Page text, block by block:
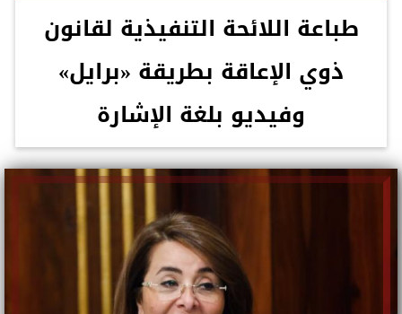
طباعة اللائحة التنفيذية لقانون
ذوي الإعاقة بطريقة «برايل»
وفيديو بلغة الإشارة